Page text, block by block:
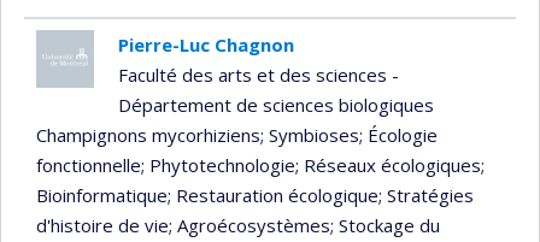
Pierre-Luc Chagnon
Faculté des arts et des sciences -
Département de sciences biologiques
Champignons mycorhiziens; Symbioses; Écologie
fonctionnelle; Phytotechnologie; Réseaux écologiques;
Bioinformatique; Restauration écologique; Stratégies
d'histoire de vie; Agroécosystèmes; Stockage du